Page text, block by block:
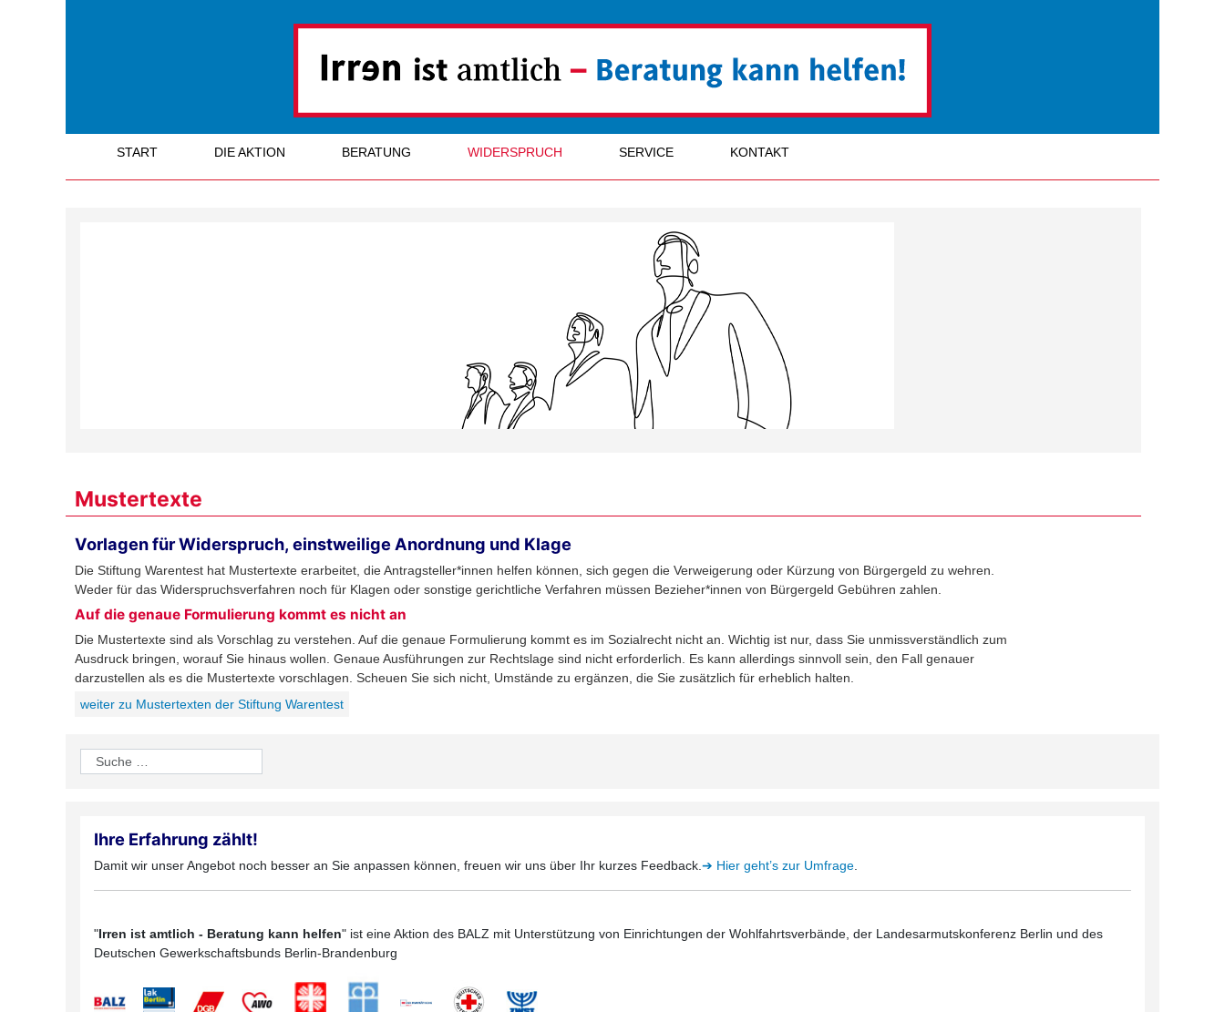
START DIE AKTION BERATUNG WIDERSPRUCH SERVICE KONTAKT
Mustertexte
Vorlagen für Widerspruch, einstweilige Anordnung und Klage
Die Stiftung Warentest hat Mustertexte erarbeitet, die Antragsteller*innen helfen können, sich gegen die Verweigerung oder Kürzung von Bürgergeld zu wehren.
Weder für das Widerspruchsverfahren noch für Klagen oder sonstige gerichtliche Verfahren müssen Bezieher*innen von Bürgergeld Gebühren zahlen.
Auf die genaue Formulierung kommt es nicht an
Die Mustertexte sind als Vorschlag zu verstehen. Auf die genaue Formulierung kommt es im Sozialrecht nicht an. Wichtig ist nur, dass Sie unmissverständlich zum
Ausdruck bringen, worauf Sie hinaus wollen. Genaue Ausführungen zur Rechtslage sind nicht erforderlich. Es kann allerdings sinnvoll sein, den Fall genauer
darzustellen als es die Mustertexte vorschlagen. Scheuen Sie sich nicht, Umstände zu ergänzen, die Sie zusätzlich für erheblich halten.
weiter zu Mustertexten der Stiftung Warentest
Suchen
Ihre Erfahrung zählt!
Damit wir unser Angebot noch besser an Sie anpassen können, freuen wir uns über Ihr kurzes Feedback. ➔ Hier geht’s zur Umfrage
"Irren ist amtlich - Beratung kann helfen" ist eine Aktion des BALZ mit Unterstützung von Einrichtungen der Wohlfahrtsverbände, der Landesarmutskonferenz Berlin und des
Deutschen Gewerkschaftsbunds Berlin-Brandenburg